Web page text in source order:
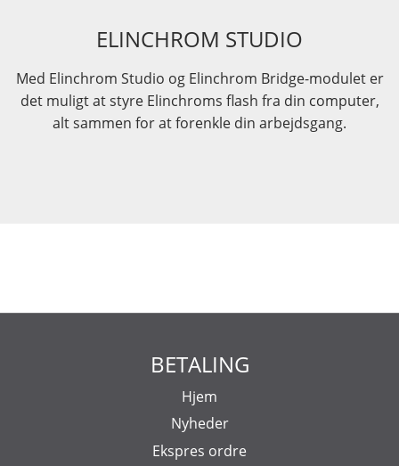
ELINCHROM STUDIO
Med Elinchrom Studio og Elinchrom Bridge-modulet er
det muligt at styre Elinchroms flash fra din computer,
alt sammen for at forenkle din arbejdsgang.
BETALING
Hjem
Nyheder
Ekspres ordre